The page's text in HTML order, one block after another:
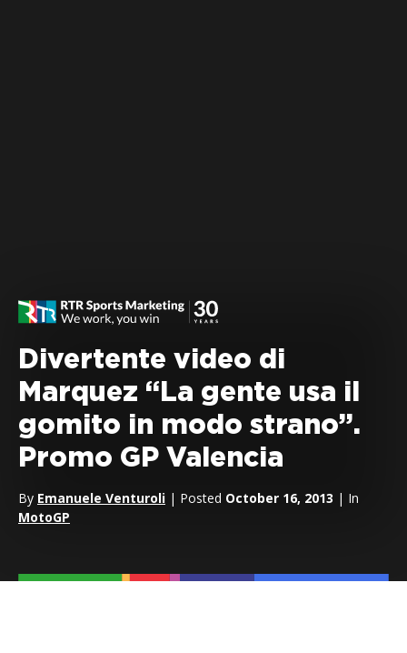
Divertente video di
Marquez “La gente usa il
gomito in modo strano”.
Promo GP Valencia
By Emanuele Venturoli | Posted October 16, 2013 | In
MotoGP